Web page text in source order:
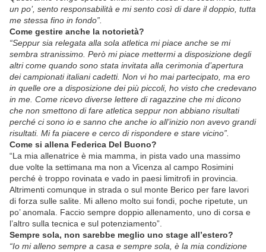
un po’, sento responsabilità e mi sento così di dare il doppio, tutta
me stessa fino in fondo”.
Come gestire anche la notorietà?
“Seppur sia relegata alla sola atletica mi piace anche se mi
sembra stranissimo. Però mi piace mettermi a disposizione degli
altri come quando sono stata invitata alla cerimonia d’apertura
dei campionati italiani cadetti. Non vi ho mai partecipato, ma ero
in quelle ore a disposizione dei più piccoli, ho visto che credevano
in me. Come ricevo diverse lettere di ragazzine che mi dicono
che non smettono di fare atletica seppur non abbiano risultati
perché ci sono io e sanno che anche io all’inizio non avevo grandi
risultati. Mi fa piacere e cerco di rispondere e stare vicino”.
Come si allena Federica Del Buono?
“La mia allenatrice è mia mamma, in pista vado una massimo
due volte la settimana ma non a Vicenza al campo Rosimini
perché è troppo rovinata e vado in paesi limitrofi in provincia.
Altrimenti comunque in strada o sul monte Berico per fare lavori
di forza sulle salite. Mi alleno molto sui fondi, poche ripetute, un
po’ anomala. Faccio sempre doppio allenamento, uno di corsa e
l’altro sulla tecnica e sul potenziamento”.
Sempre sola, non sarebbe meglio uno stage all’estero?
“Io mi alleno sempre a casa e sempre sola, è la mia condizione